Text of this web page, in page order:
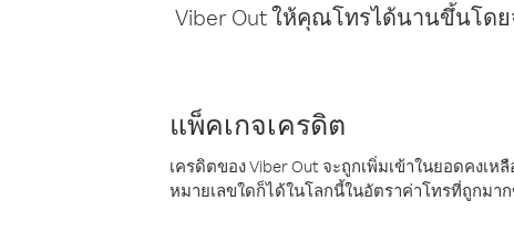
Viber Out ให้คุณโทรได้นานขึ้นโด
แพ็คเกจเครดิต
เครดิตของ Viber Out จะถูกเพิ่มเข้าในยอดคง
หมายเลขใดก็ได้ในโลกนี้ในอัตราค่าโทรที่ถูกมาก